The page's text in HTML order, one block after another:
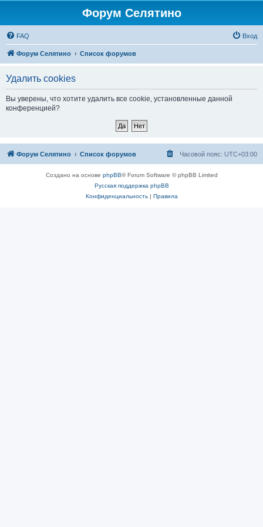
Форум Селятино
FAQ Вход
Форум Селятино Список форумов
Удалить cookies
Вы уверены, что хотите удалить все cookie, установленные данной
конференцией?
Форум Селятино Список форумов Часовой пояс: UTC+03:00
Создано на основе phpBB® Forum Software © phpBB Limited
Русская поддержка phpBB
Конфиденциальность| Правила